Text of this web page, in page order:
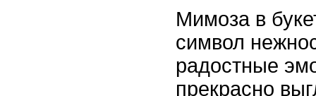
Мимоза в
символ
радостные
прекрасно